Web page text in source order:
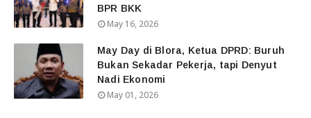
BPR BKK
May 16, 2026
May Day di Blora, Ketua DPRD: Buruh
Bukan Sekadar Pekerja, tapi Denyut
Nadi Ekonomi
May 01, 2026